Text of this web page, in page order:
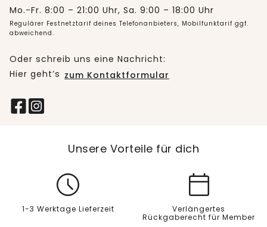
Mo.-Fr. 8:00 – 21:00 Uhr, Sa. 9:00 – 18:00 Uhr
Regulärer Festnetztarif deines Telefonanbieters, Mobilfunktarif ggf.
abweichend.
Oder schreib uns eine Nachricht:
Hier geht’s zum Kontaktformular
Unsere Vorteile für dich
1-3 Werktage Lieferzeit
Verlängertes
Rückgaberecht für Member